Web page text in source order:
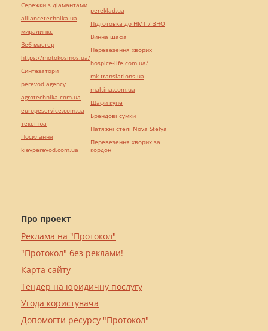
Про проект
Реклама на "Протокол"
"Протокол" без реклами!
Карта сайту
Тендер на юридичну послугу
Угода користувача
Допомогти ресурсу "Протокол"
Сережки з діамантами
alliancetechnika.ua
миралинкс
Веб мастер
https://motokosmos.ua/
Синтезатори
perevod.agency
agrotechnika.com.ua
europeservice.com.ua
текст юа
Посилання
kievperevod.com.ua
pereklad.ua
Підготовка до НМТ / ЗНО
Винна шафа
Перевезення хворих
hospice-life.com.ua/
mk-translations.ua
maltina.com.ua
Шафи купе
Брендові сумки
Натяжні стелі Nova Stelya
Перевезення хворих за
кордон